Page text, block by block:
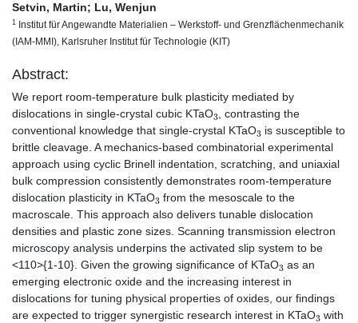
Setvin, Martin; Lu, Wenjun
1 Institut für Angewandte Materialien – Werkstoff- und Grenzflächenmechanik
(IAM-MMI), Karlsruher Institut für Technologie (KIT)
Abstract:
We report room-temperature bulk plasticity mediated by
dislocations in single-crystal cubic KTaO3 , contrasting the
conventional knowledge that single-crystal KTaO3is susceptible to
brittle cleavage. A mechanics-based combinatorial experimental
approach using cyclic Brinell indentation, scratching, and uniaxial
bulk compression consistently demonstrates room-temperature
dislocation plasticity in KTaO3from the mesoscale to the
macroscale. This approach also delivers tunable dislocation
densities and plastic zone sizes. Scanning transmission electron
microscopy analysis underpins the activated slip system to be
<110>{1-10}. Given the growing significance of KTaO3as an
emerging electronic oxide and the increasing interest in
dislocations for tuning physical properties of oxides, our findings
are expected to trigger synergistic research interest in KTaO3with